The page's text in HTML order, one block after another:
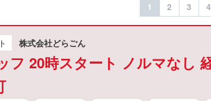
1 2 3 4
株式会社どらごん
フ 20時スタート ノルマなし